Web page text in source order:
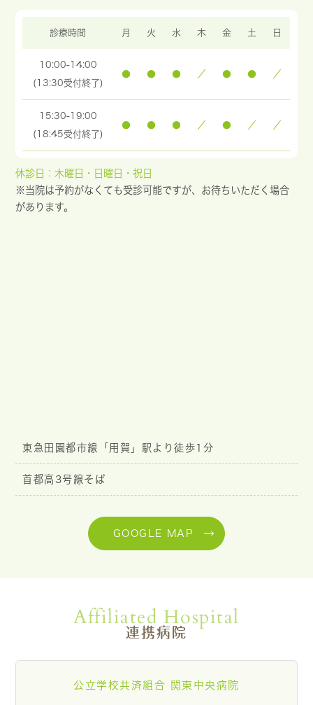
診療時間 月 火 水 木 金 土 日
10:00-14:00
(13:30受付終了)
● ● ● ／ ● ● ／
15:30-19:00
(18:45受付終了)
● ● ● ／ ● ／ ／
休診日：木曜日・日曜日・祝日
※当院は予約がなくても受診可能ですが、お待ちいただく場合
があります。
東急田園都市線「用賀」駅より徒歩1分
首都高3号線そば
GOOGLE MAP
Affiliated Hospital
連携病院
公立学校共済組合 関東中央病院